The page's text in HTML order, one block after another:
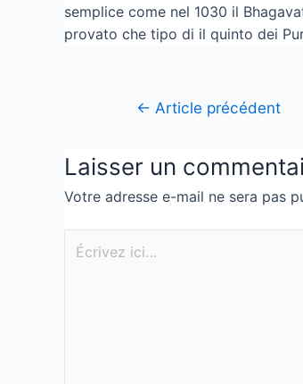
semplice come nel 1030 il
provato che tipo di il quinto dei
← Article précédent
Laisser un
Votre adresse e-mail ne sera pas